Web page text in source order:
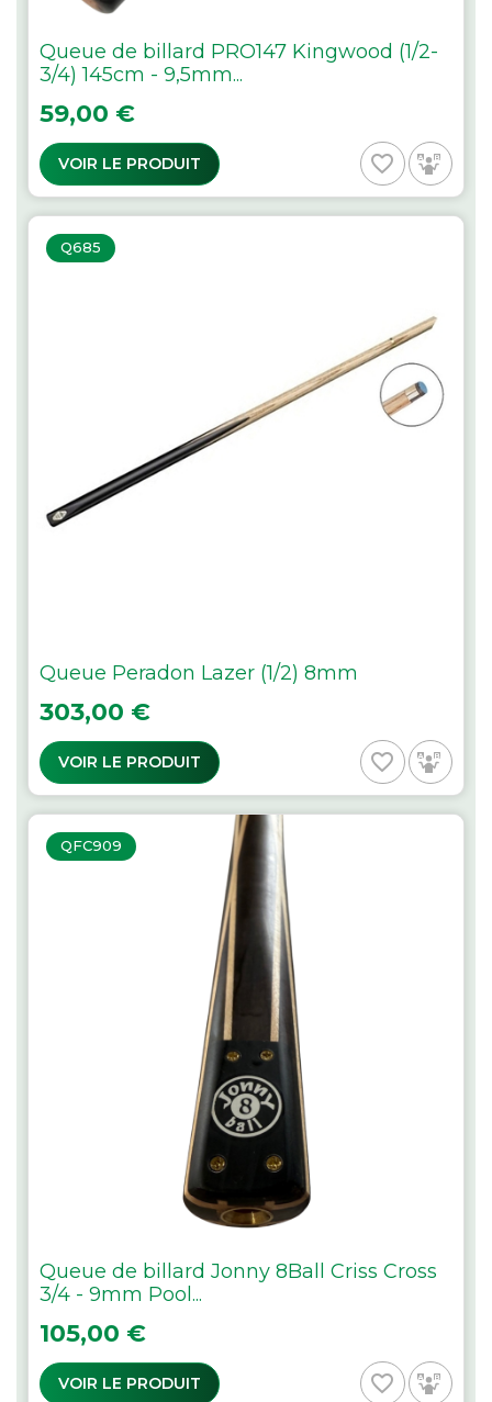
Queue de billard PRO147 Kingwood (1/2-
3/4) 145cm - 9,5mm...
Prix
59,00 €
VOIR LE PRODUIT favorite_border
Q685
Queue Peradon Lazer (1/2) 8mm
Prix
303,00 €
VOIR LE PRODUIT favorite_border
QFC909
Queue de billard Jonny 8Ball Criss Cross
3/4 - 9mm Pool...
Prix
105,00 €
VOIR LE PRODUIT favorite_border